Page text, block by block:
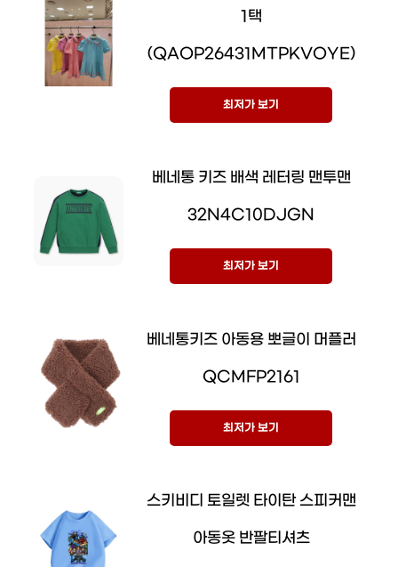
1택
(QAOP26431MTPKVOYE)
최저가 보기
베네통 키즈 배색 레터링 맨투맨
32N4C10DJGN
최저가 보기
베네통키즈 아동용 뽀글이 머플러
QCMFP2161
최저가 보기
스키비디 토일렛 타이탄 스피커맨
아동옷 반팔티셔츠